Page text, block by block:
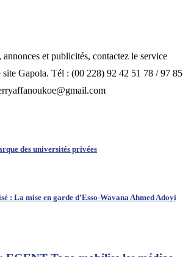
annonces et publicités, contactez le service
site Gapola. Tél : (00 228) 92 42 51 78 / 97 85
des universités privées
: La mise en garde d’Esso-Wavana Ahmed Adoyi